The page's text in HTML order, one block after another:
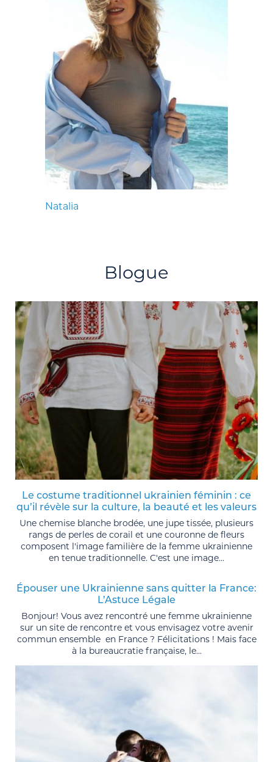
Natalia
Blogue
Le costume traditionnel ukrainien féminin : ce
qu’il révèle sur la culture, la beauté et les valeurs
Une chemise blanche brodée, une jupe tissée, plusieurs
rangs de perles de corail et une couronne de fleurs
composent l'image familière de la femme ukrainienne
en tenue traditionnelle. C'est une image...
Épouser une Ukrainienne sans quitter la France:
L’Astuce Légale
Bonjour! Vous avez rencontré une femme ukrainienne
sur un site de rencontre et vous envisagez votre avenir
commun ensemble en France ? Félicitations ! Mais face
à la bureaucratie française, le...